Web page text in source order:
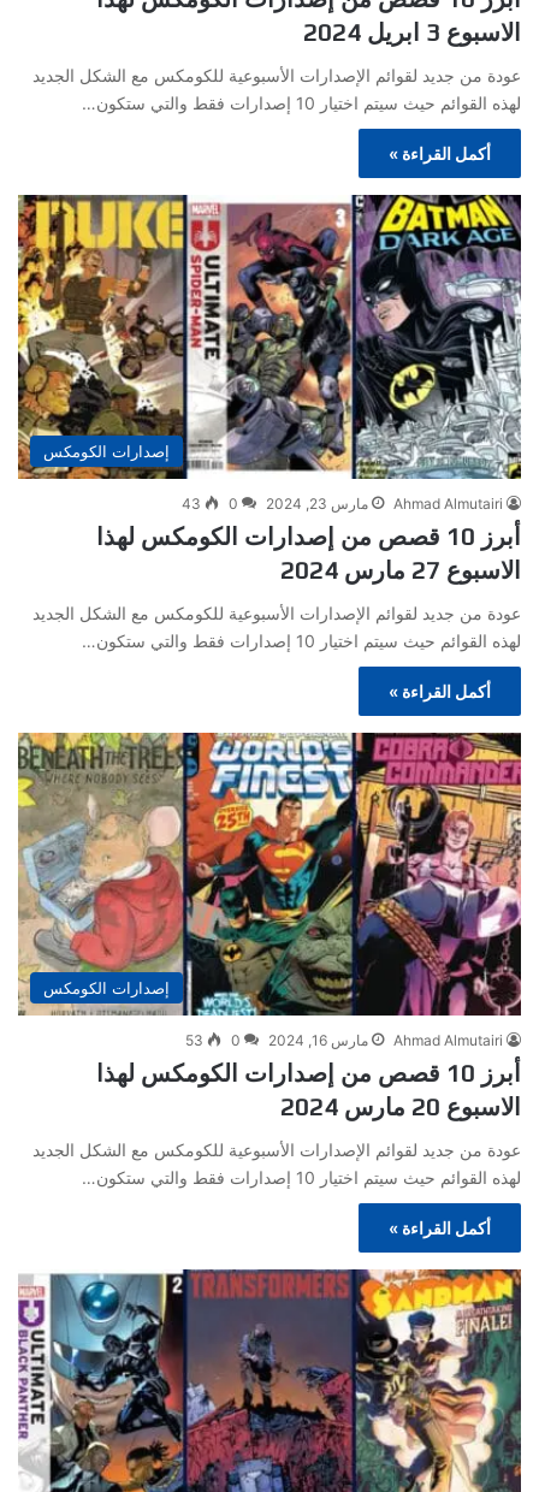
الاسبوع 3 ابريل 2024
عودة من جديد لقوائم الإصدارات الأسبوعية للكومكس مع الشكل الجديد
لهذه القوائم حيث سيتم اختيار 10 إصدارات فقط والتي ستكون…
أكمل القراءة »
إصدارات الكومكس
Ahmad Almutairi مارس 23, 2024 0
43
أبرز 10 قصص من إصدارات الكومكس لهذا
الاسبوع 27 مارس 2024
عودة من جديد لقوائم الإصدارات الأسبوعية للكومكس مع الشكل الجديد
لهذه القوائم حيث سيتم اختيار 10 إصدارات فقط والتي ستكون…
أكمل القراءة »
إصدارات الكومكس
Ahmad Almutairi مارس 16, 2024 0
53
أبرز 10 قصص من إصدارات الكومكس لهذا
الاسبوع 20 مارس 2024
عودة من جديد لقوائم الإصدارات الأسبوعية للكومكس مع الشكل الجديد
لهذه القوائم حيث سيتم اختيار 10 إصدارات فقط والتي ستكون…
أكمل القراءة »